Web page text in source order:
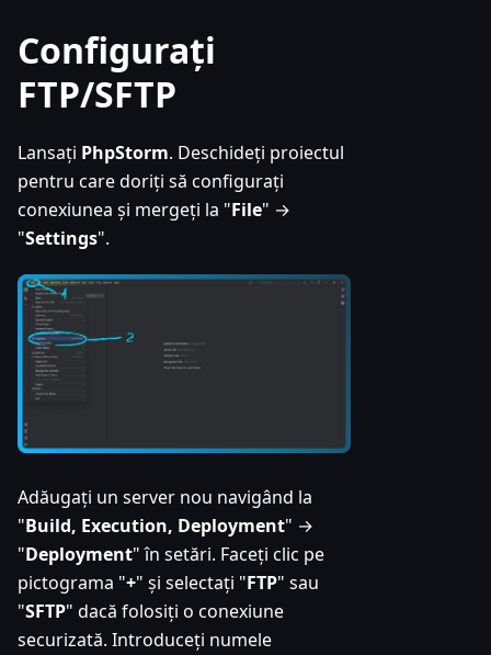
Configurați
FTP/SFTP
Lansați PhpStorm. Deschideți proiectul
pentru care doriți să configurați
conexiunea și mergeți la "File" →
"Settings".
Adăugați un server nou navigând la
"Build, Execution, Deployment" →
"Deployment" în setări. Faceți clic pe
pictograma "+" și selectați "FTP" sau
"SFTP" dacă folosiți o conexiune
securizată. Introduceți numele